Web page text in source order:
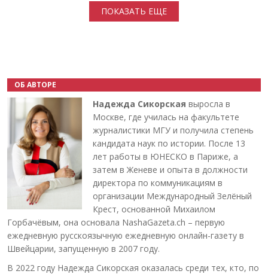
ПОКАЗАТЬ ЕЩЕ
ОБ АВТОРЕ
Надежда Сикорская выросла в
Москве, где училась на факультете
журналистики МГУ и получила степень
кандидата наук по истории. После 13
лет работы в ЮНЕСКО в Париже, а
затем в Женеве и опыта в должности
директора по коммуникациям в
организации Международный Зелёный
Крест, основанной Михаилом
Горбачёвым, она основала NashaGazeta.ch – первую
ежедневную русскоязычную ежедневную онлайн-газету в
Швейцарии, запущенную в 2007 году.
В 2022 году Надежда Сикорская оказалась среди тех, кто, по